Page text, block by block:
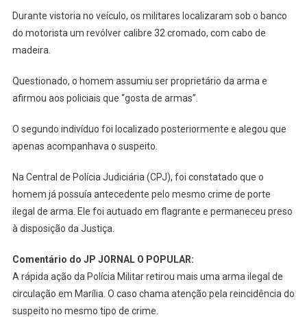
Durante vistoria no veículo, os militares localizaram sob o banco
do motorista um revólver calibre 32 cromado, com cabo de
madeira.
Questionado, o homem assumiu ser proprietário da arma e
afirmou aos policiais que “gosta de armas”.
O segundo indivíduo foi localizado posteriormente e alegou que
apenas acompanhava o suspeito.
Na Central de Polícia Judiciária (CPJ), foi constatado que o
homem já possuía antecedente pelo mesmo crime de porte
ilegal de arma. Ele foi autuado em flagrante e permaneceu preso
à disposição da Justiça.
Comentário do JP JORNAL O POPULAR:
A rápida ação da Polícia Militar retirou mais uma arma ilegal de
circulação em Marília. O caso chama atenção pela reincidência do
suspeito no mesmo tipo de crime.